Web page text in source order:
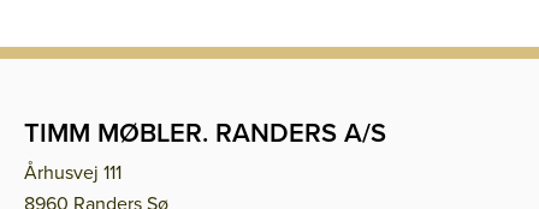
TIMM MØBLER. RANDERS A/S
Århusvej 111
8960 Randers Sø